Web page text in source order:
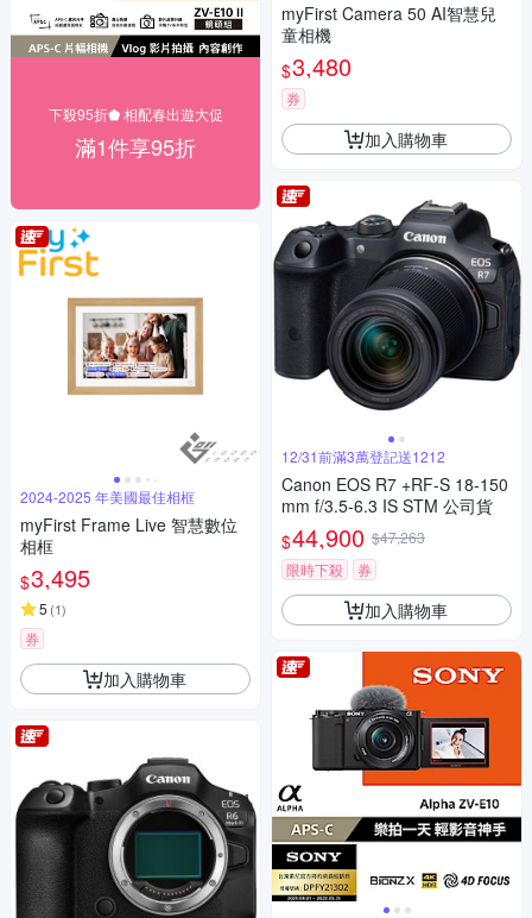
下殺95折⬟ 相配春出遊大促
滿1件享95折
2024-2025 年美國最佳相框
myFirst Frame Live 智慧數位
相框
$3,495
5 (1)
券
加入購物車
myFirst Camera 50 AI智慧兒
童相機
$3,480
券
加入購物車
12/31前滿3萬登記送1212
Canon EOS R7 +RF-S 18-150
mm f/3.5-6.3 IS STM 公司貨
$44,900 $47,263
限時下殺
券
加入購物車